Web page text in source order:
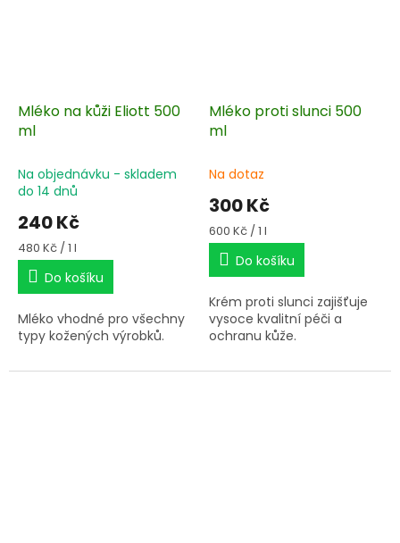
Mléko na kůži Eliott 500
ml
Na objednávku - skladem
do 14 dnů
240 Kč
Měrná
cena:
480 Kč / 1 l
Do košíku
Mléko vhodné pro všechny
typy kožených výrobků.
Mléko proti slunci 500
ml
Na dotaz
300 Kč
Měrná
cena:
600 Kč / 1 l
Do košíku
Krém proti slunci zajišťuje
vysoce kvalitní péči a
ochranu kůže.